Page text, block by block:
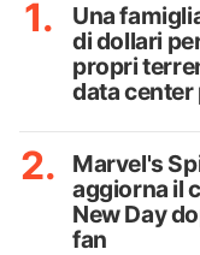
Una
di dollari
propri
data center
Marvel's
aggiorna il
New Day
fan